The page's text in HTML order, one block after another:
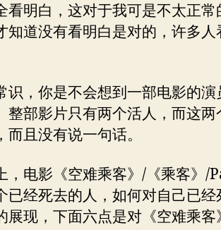
看明白，这对于我可是不太正
知道没有看明白是对的，许多
识，你是不会想到一部电影的
整部影片只有两个活人，而这
而且没有说一句话。
，电影《空难乘客》/《乘客》/
已经死去的人，如何对自己已
展现，下面六点是对《空难乘客